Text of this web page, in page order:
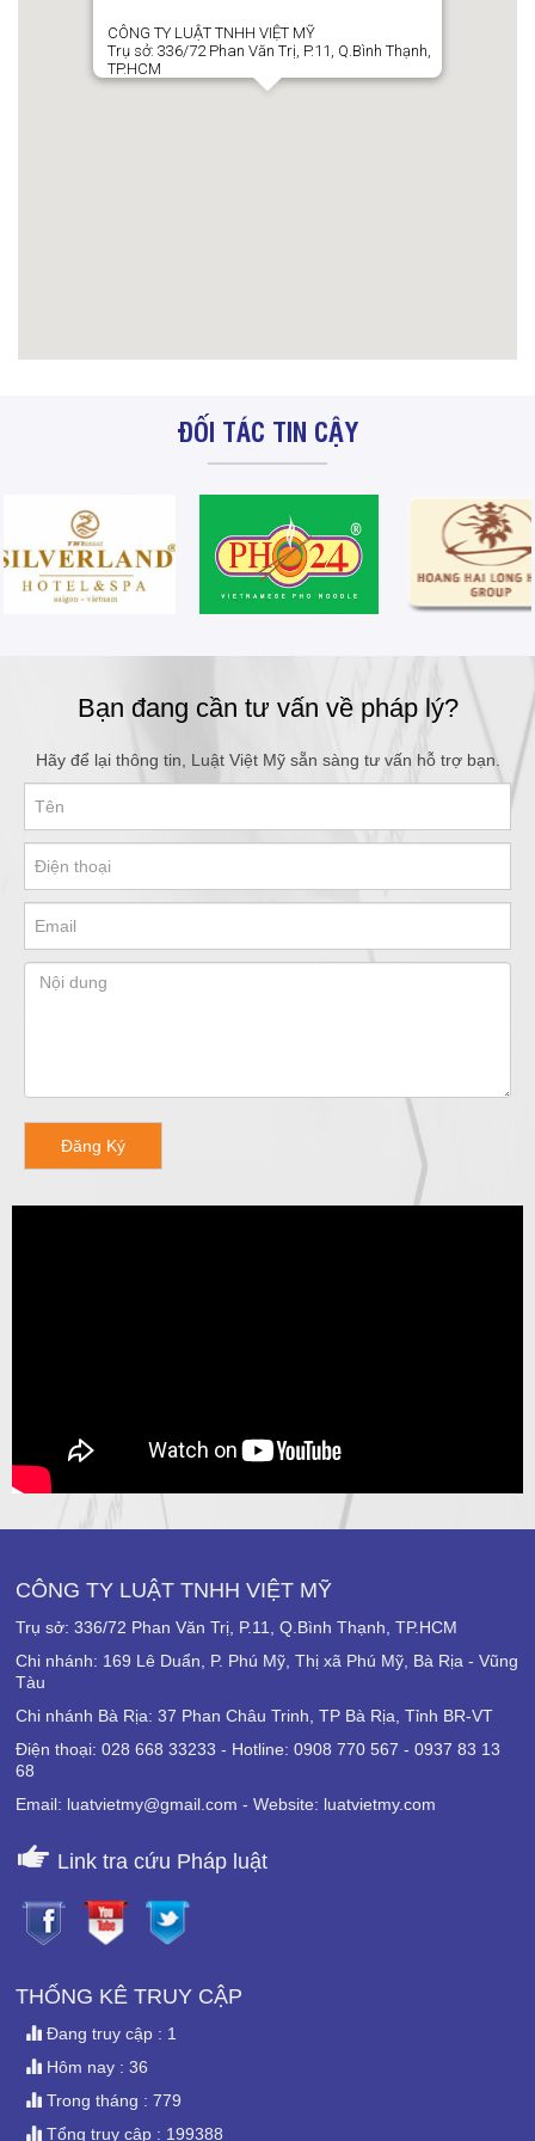
CÔNG TY LUẬT TNHH VIỆT MỸ
Trụ sở: 336/72 Phan Văn Trị, P.11, Q.Bình Thạnh,
TP.HCM
ĐỐI TÁC TIN CẬY
Bạn đang cần tư vấn về pháp lý?
Hãy để lại thông tin, Luật Việt Mỹ sẵn sàng tư vấn hỗ trợ bạn.
Đăng Ký
CÔNG TY LUẬT TNHH VIỆT MỸ
Trụ sở: 336/72 Phan Văn Trị, P.11, Q.Bình Thạnh, TP.HCM
Chi nhánh: 169 Lê Duẩn, P. Phú Mỹ, Thị xã Phú Mỹ, Bà Rịa - Vũng
Tàu
Chi nhánh Bà Rịa: 37 Phan Châu Trinh, TP Bà Rịa, Tỉnh BR-VT
Điện thoại: 028 668 33233 - Hotline: 0908 770 567 - 0937 83 13
68
Email: luatvietmy@gmail.com - Website: luatvietmy.com
Link tra cứu Pháp luật
THỐNG KÊ TRUY CẬP
Đang truy cập : 1
Hôm nay : 36
Trong tháng : 779
Tổng truy cập : 199388